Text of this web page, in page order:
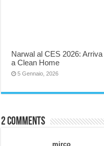
Narwal al CES 2026:
a Clean Home
5 Gennaio, 2026
2 comments
mirco